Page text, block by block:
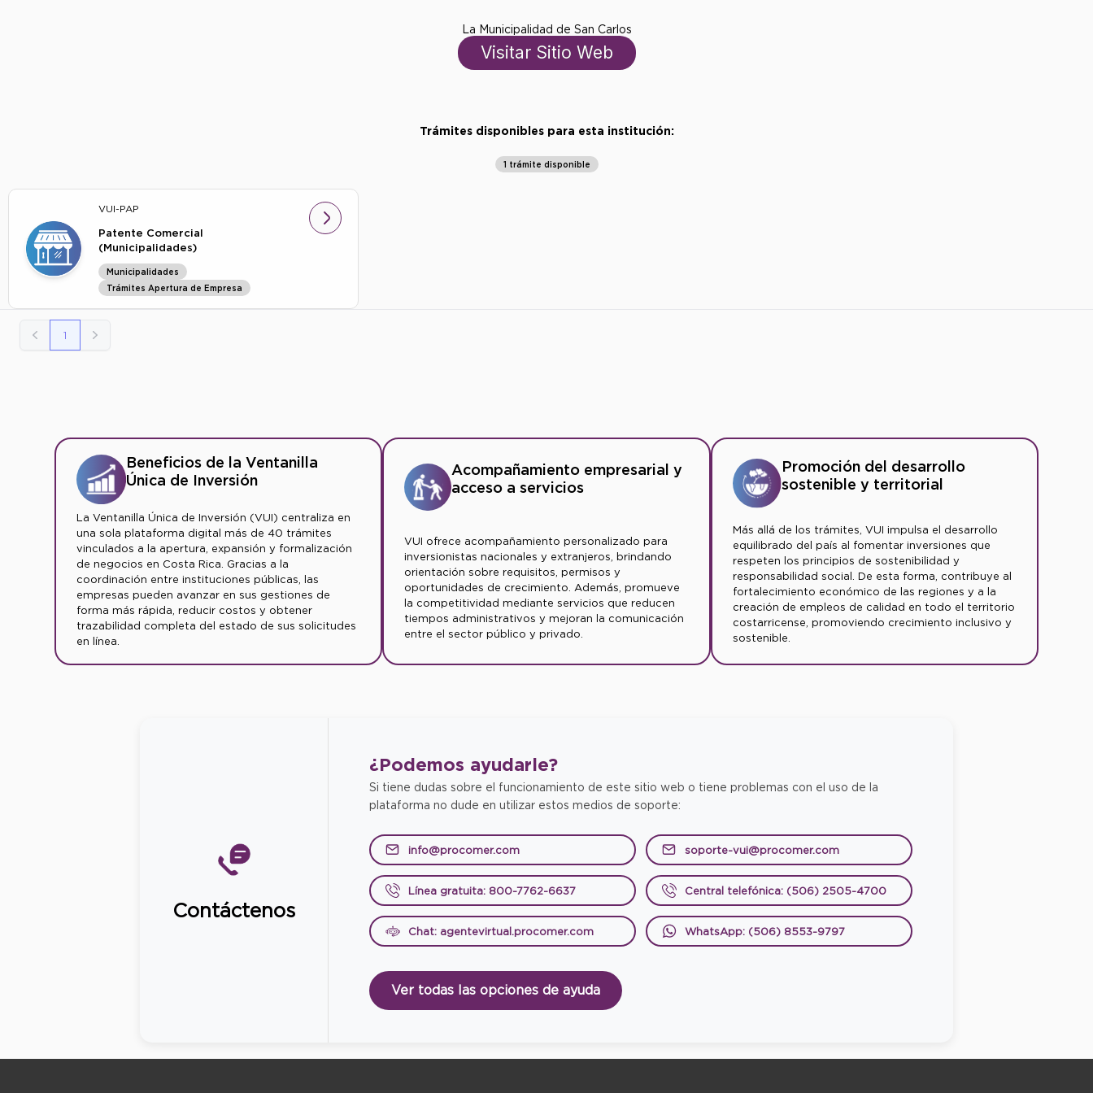
La Municipalidad de San Carlos
Visitar Sitio Web
Trámites disponibles para esta institución:
1 trámite disponible
VUI-PAP
Patente Comercial
(Municipalidades)
Municipalidades
Trámites Apertura de Empresa
Previos
1
Siguiente
Beneficios de la Ventanilla
Única de Inversión
La Ventanilla Única de Inversión (VUI) centraliza en
una sola plataforma digital más de 40 trámites
vinculados a la apertura, expansión y formalización
de negocios en Costa Rica. Gracias a la
coordinación entre instituciones públicas, las
empresas pueden avanzar en sus gestiones de
forma más rápida, reducir costos y obtener
trazabilidad completa del estado de sus solicitudes
en línea.
Acompañamiento empresarial y
acceso a servicios
VUI ofrece acompañamiento personalizado para
inversionistas nacionales y extranjeros, brindando
orientación sobre requisitos, permisos y
oportunidades de crecimiento. Además, promueve
la competitividad mediante servicios que reducen
tiempos administrativos y mejoran la comunicación
entre el sector público y privado.
Promoción del desarrollo
sostenible y territorial
Más allá de los trámites, VUI impulsa el desarrollo
equilibrado del país al fomentar inversiones que
respeten los principios de sostenibilidad y
responsabilidad social. De esta forma, contribuye al
fortalecimiento económico de las regiones y a la
creación de empleos de calidad en todo el territorio
costarricense, promoviendo crecimiento inclusivo y
sostenible.
Contáctenos
¿Podemos ayudarle?
Si tiene dudas sobre el funcionamiento de este sitio web o tiene problemas con el uso de la
plataforma no dude en utilizar estos medios de soporte:
info@procomer.com soporte-vui@procomer.com
Línea gratuita: 800-7762-6637 Central telefónica: (506) 2505-4700
Chat: agentevirtual.procomer.com WhatsApp: (506) 8553-9797
Ver todas las opciones de ayuda